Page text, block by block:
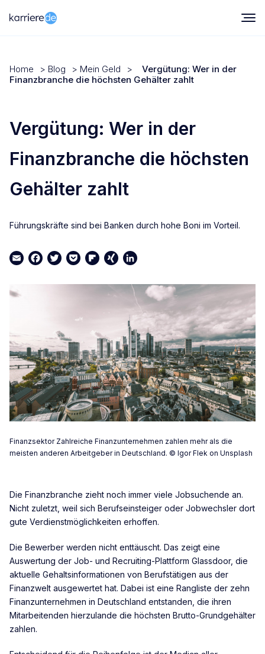
Home > Blog > Mein Geld >
Vergütung: Wer in der
Finanzbranche die höchsten Gehälter zahlt
Vergütung: Wer in der
Finanzbranche die höchsten
Gehälter zahlt
Führungskräfte sind bei Banken durch hohe Boni im Vorteil.
EmailFacebook
TwitterPocketFlipboard
XINGLinkedIn
Finanzsektor Zahlreiche Finanzunternehmen zahlen mehr als die
meisten anderen Arbeitgeber in Deutschland. © Igor Flek on Unsplash
Die Finanzbranche zieht noch immer viele Jobsuchende an.
Nicht zuletzt, weil sich Berufseinsteiger oder Jobwechsler dort
gute Verdienstmöglichkeiten erhoffen.
Die Bewerber werden nicht enttäuscht. Das zeigt eine
Auswertung der Job- und Recruiting-Plattform Glassdoor, die
aktuelle Gehaltsinformationen von Berufstätigen aus der
Finanzwelt ausgewertet hat. Dabei ist eine Rangliste der zehn
Finanzunternehmen in Deutschland entstanden, die ihren
Mitarbeitenden hierzulande die höchsten Brutto-Grundgehälter
zahlen.